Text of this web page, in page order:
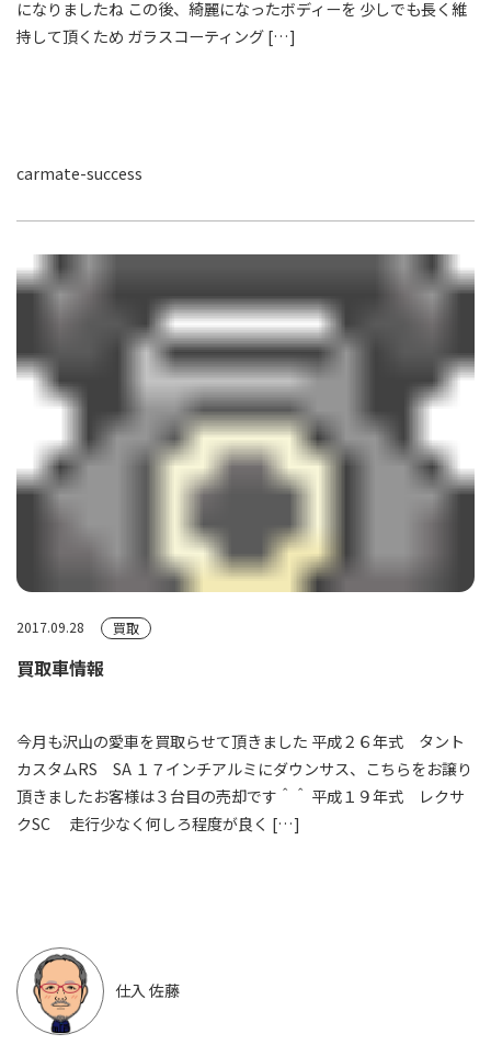
になりましたね この後、綺麗になったボディーを 少しでも長く維
持して頂くため ガラスコーティング […]
carmate-success
2017.09.28 買取
買取車情報
今月も沢山の愛車を買取らせて頂きました 平成２６年式 タント
カスタムRS SA １７インチアルミにダウンサス、こちらをお譲り
頂きましたお客様は３台目の売却です＾＾ 平成１９年式 レクサ
クSC 走行少なく何しろ程度が良く […]
仕入 佐藤